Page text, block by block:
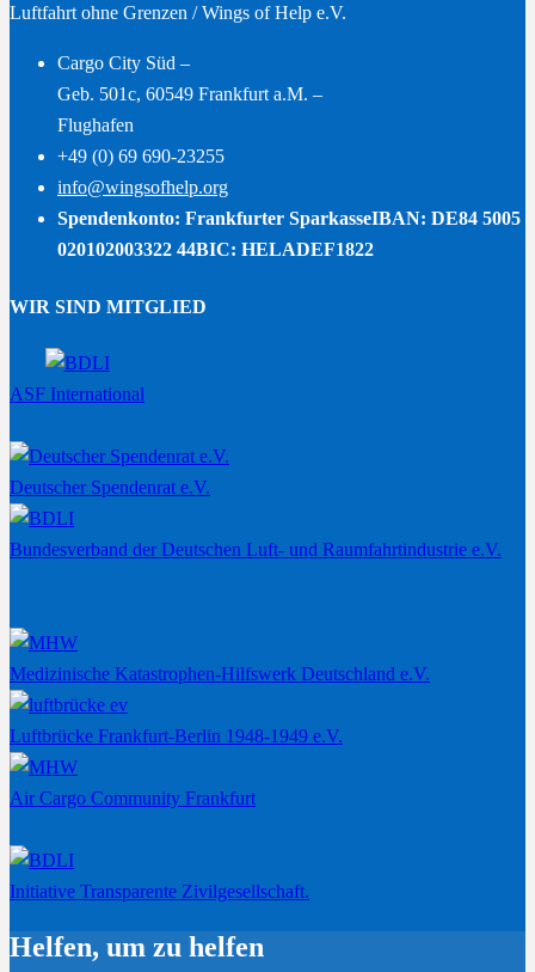
Luftfahrt ohne Grenzen / Wings of Help e.V.
Cargo City Süd –
Geb. 501c, 60549 Frankfurt a.M. –
Flughafen
+49 (0) 69 690-23255
info@wingsofhelp.org
Spendenkonto: Frankfurter SparkasseIBAN: DE84 5005
020102003322 44BIC: HELADEF1822
WIR SIND MITGLIED
ASF International
Deutscher Spendenrat e.V.
Bundesverband der Deutschen Luft- und Raumfahrtindustrie e.V.
Medizinische Katastrophen-Hilfswerk Deutschland e.V.
Luftbrücke Frankfurt-Berlin 1948-1949 e.V.
Air Cargo Community Frankfurt
Initiative Transparente Zivilgesellschaft.
Helfen, um zu helfen